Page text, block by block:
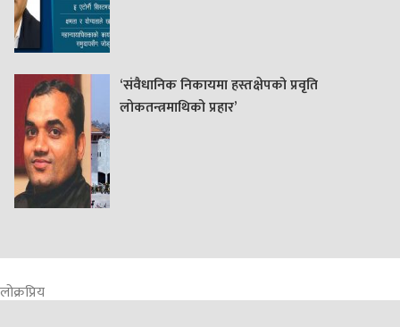
‘संवैधानिक निकायमा हस्तक्षेपको प्रवृति
लोकतन्त्रमाथिको प्रहार’
लोक्रप्रिय